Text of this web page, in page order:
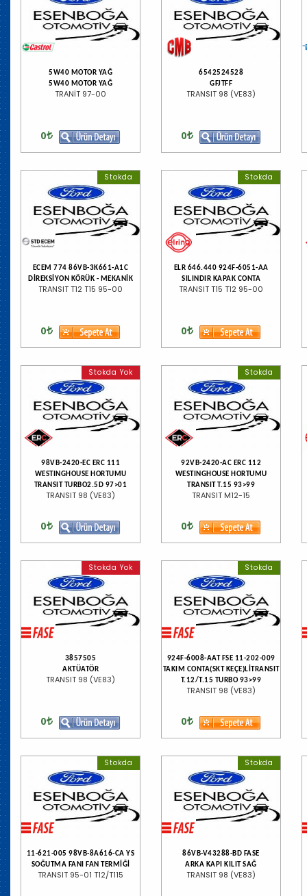
5W40 MOTOR YAĞ
5W40 MOTOR YAĞ
TRANİT 97-00
0
6542524528
GFJTFF
TRANSIT 98 (VE83)
0
Stokda
ECEM 774 86VB-3K661-A1C
DİREKSİYON KÖRÜK - MEKANİK
TRANSIT T12 T15 95-00
0
Stokda
ELR 646.440 924F-6051-AA
SILINDIR KAPAK CONTA
TRANSIT T15 T12 95-00
0
Stokda Yok
98VB-2420-EC ERC 111
WESTINGHOUSE HORTUMU
TRANSIT TURBO2.5D 97>01
TRANSIT 98 (VE83)
0
Stokda
92VB-2420-AC ERC 112
WESTINGHOUSE HORTUMU
TRANSIT T.15 93>99
TRANSIT M12-15
0
Stokda Yok
3857505
AKTÜATÖR
TRANSIT 98 (VE83)
0
Stokda
924F-6008-AAT FSE 11-202-009
TAKIM CONTA(SKT KEÇE)LİTRANSIT
T.12/T.15 TURBO 93>99
TRANSIT 98 (VE83)
0
Stokda
11-621-005 98VB-8A616-CA YS
SOĞUTMA FANI FAN TERMİĞİ
TRANSIT 95-01 T12/T115
Stokda
86VB-V43288-BD FASE
ARKA KAPI KILIT SAĞ
TRANSIT 98 (VE83)